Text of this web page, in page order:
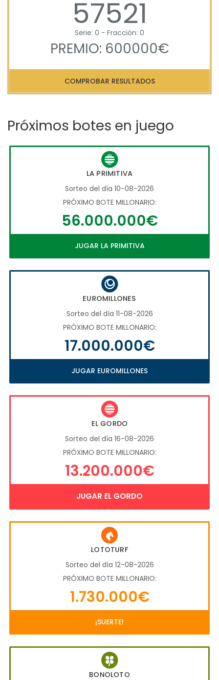
57521
Serie: 0 - Fracción: 0
PREMIO: 600000€
COMPROBAR RESULTADOS
Próximos botes en juego
LA PRIMITIVA
Sorteo del día 10-08-2026
PRÓXIMO BOTE MILLONARIO:
56.000.000€
JUGAR LA PRIMITIVA
EUROMILLONES
Sorteo del día 11-08-2026
PRÓXIMO BOTE MILLONARIO:
17.000.000€
JUGAR EUROMILLONES
EL GORDO
Sorteo del día 16-08-2026
PRÓXIMO BOTE MILLONARIO:
13.200.000€
JUGAR EL GORDO
LOTOTURF
Sorteo del día 12-08-2026
PRÓXIMO BOTE MILLONARIO:
1.730.000€
¡SUERTE!
BONOLOTO